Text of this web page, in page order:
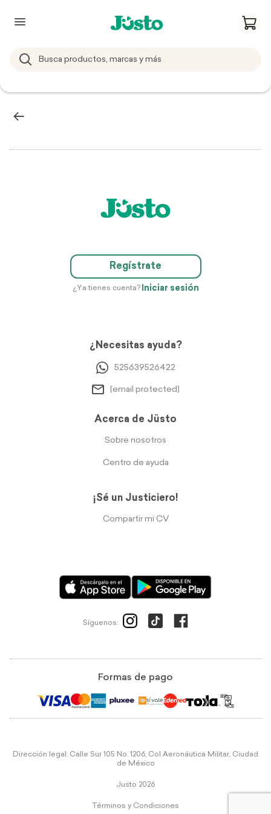
Regístrate
¿Ya tienes cuenta? Iniciar sesión
¿Necesitas ayuda?
525639526422
[email protected]
Acerca de Jüsto
Sobre nosotros
Centro de ayuda
¡Sé un Justiciero!
Compartir mi CV
Síguenos:
Formas de pago
Dirección legal: Calle Sur 105 No. 1206, Col Aeronáutica Militar, Ciudad
de México
Justo 2026
Términos y Condiciones